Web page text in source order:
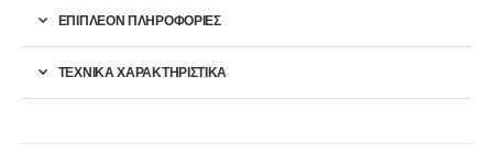
ΕΠΙΠΛΈΟΝ ΠΛΗΡΟΦΟΡΊΕΣ
ΤΕΧΝΙΚΑ ΧΑΡΑΚΤΗΡΙΣΤΙΚΑ